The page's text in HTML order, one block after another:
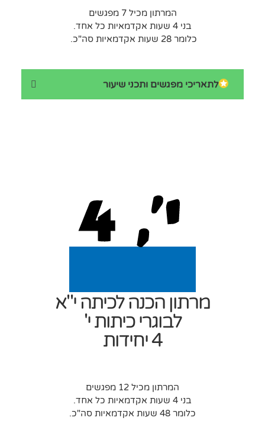
המרתון מכיל 7 מפגשים
בני 4 שעות אקדמאיות כל אחד.
כלומר 28 שעות אקדמאיות סה"כ.
לתאריכי מפגשים ותכני שיעור
מרתון הכנה לכיתה י"א
לבוגרי כיתות י'
4 יחידות
המרתון מכיל 12 מפגשים
בני 4 שעות אקדמאיות כל אחד.
כלומר 48 שעות אקדמאיות סה"כ.